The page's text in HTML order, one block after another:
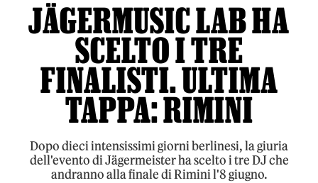
JÄGERMUSIC LAB HA
SCELTO I TRE
FINALISTI. ULTIMA
TAPPA: RIMINI
Dopo dieci intensissimi giorni berlinesi, la giuria
dell'evento di Jägermeister ha scelto i tre DJ che
andranno alla finale di Rimini l'8 giugno.